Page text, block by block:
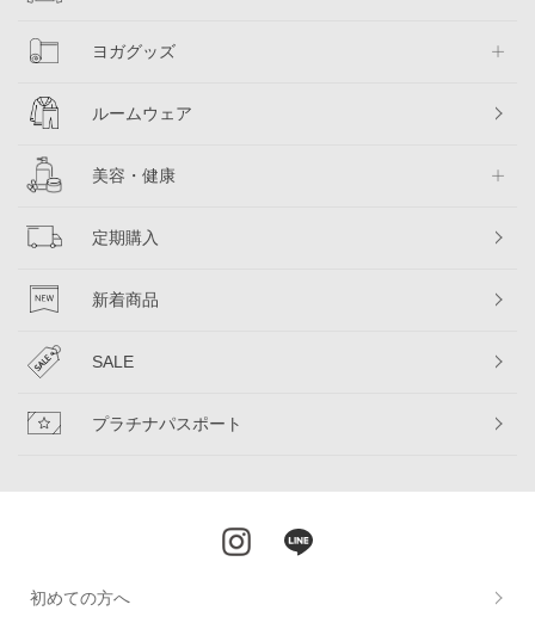
ヨガグッズ
ルームウェア
美容・健康
定期購入
新着商品
SALE
プラチナパスポート
初めての方へ